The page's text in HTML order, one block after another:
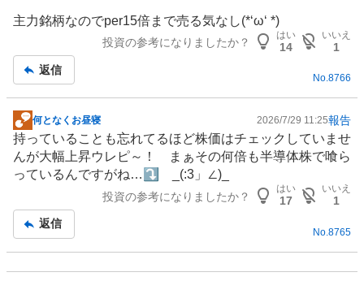
主力銘柄なのでper15倍まで売る気なし(*‘ω‘ *)
投資の参考になりましたか？
はい
14
いいえ
1
返信
No.8766
掲
示
板
記
何となくお昼寝 2026/7/29 11:25報告
持っていることも忘れてるほど株価はチェックしていませ
んが大幅上昇ウレピ～！ まぁその何倍も半導体株で喰ら
っているんですがね…⤵️ _(:3」∠)_
投資の参考になりましたか？
はい
17
いいえ
1
返信
No. 8765